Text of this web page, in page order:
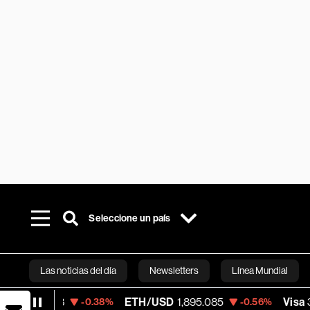
Seleccione un país
Las noticias del día Newsletters Línea Mundial
Bloomberg
ETH/USD 1,895.085 -0.56% Visa 370.47